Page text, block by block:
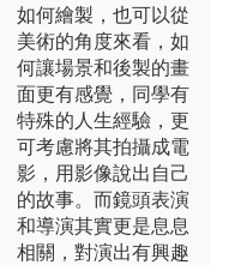
如何繪製，也可以從
美術的角度來看，如
何讓場景和後製的畫
面更有感覺，同學有
特殊的人生經驗，更
可考慮將其拍攝成電
影，用影像說出自己
的故事。而鏡頭表演
和導演其實更是息息
相關，對演出有興趣